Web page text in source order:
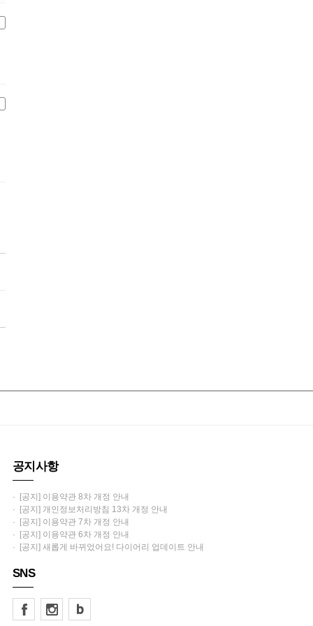
공지사항
· [공지] 이용약관 8차 개정 안내
· [공지] 개인정보처리방침 13차 개정 안내
· [공지] 이용약관 7차 개정 안내
· [공지] 이용약관 6차 개정 안내
· [공지] 새롭게 바뀌었어요! 다이어리 업데이트 안내
SNS